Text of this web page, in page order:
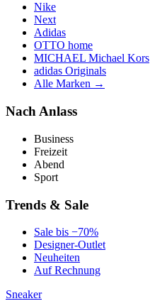
Nike
Next
Adidas
OTTO home
MICHAEL Michael Kors
adidas Originals
Alle Marken →
Nach Anlass
Business
Freizeit
Abend
Sport
Trends & Sale
Sale bis −70%
Designer-Outlet
Neuheiten
Auf Rechnung
Sneaker